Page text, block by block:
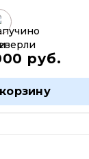
руб.